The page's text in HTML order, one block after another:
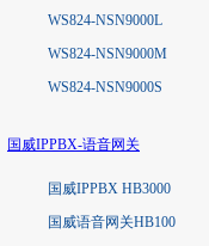
WS824-NSN9000L
WS824-NSN9000M
WS824-NSN9000S
国威IPPBX-语音网关
国威IPPBX HB3000
国威语音网关HB100